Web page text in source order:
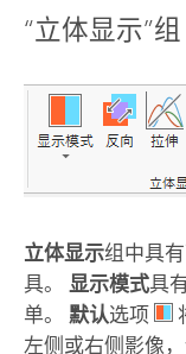
“立体显示”组
立体显示组中具
具。
显示模式具
单。 默认选项
左侧或右侧影像